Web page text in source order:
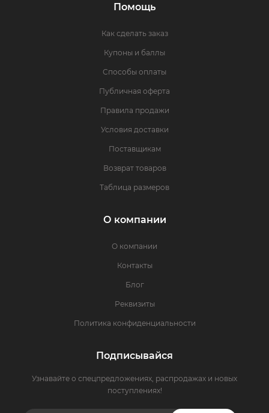
Помощь
Как сделать заказ
Купоны и баллы
Способы оплаты
Публичная оферта
Правила продажи
Условия доставки
Поставщикам
Возврат товаров
Таблица размеров
О компании
О компании
Контакты
Блог
Реквизиты
Политика конфиденциальности
Подписывайся
Узнавайте о спецпредложениях, распродажах и новых
поступлениях!